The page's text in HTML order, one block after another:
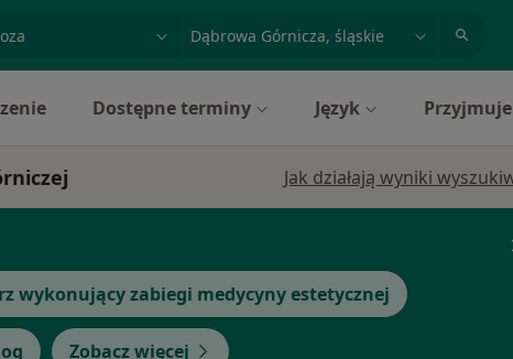
miasto lub dzielnica
Dostępne terminy Język
Jak działają wyniki
wykonujący zabiegi medycyny estetycznej
Zobacz więcej